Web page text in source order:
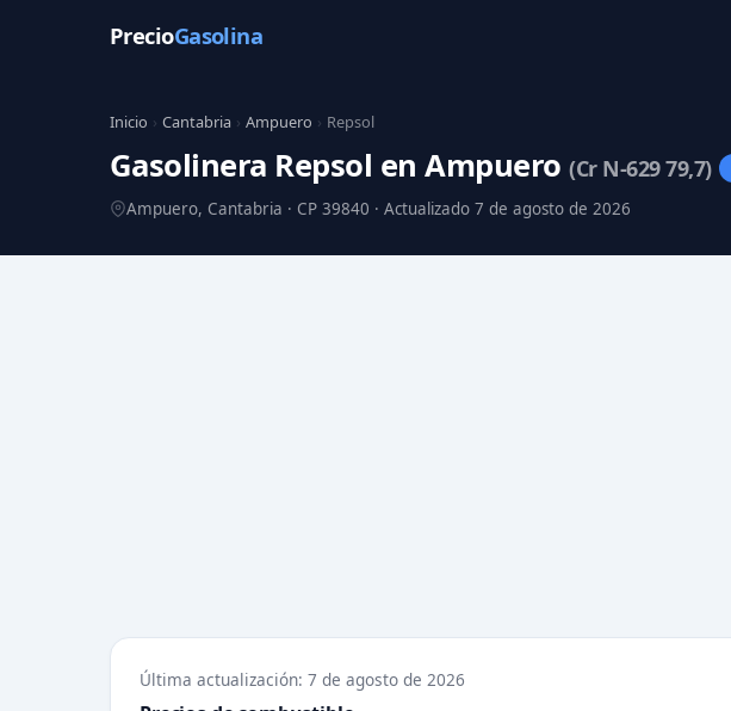
PrecioGasolina
Inicio › Cantabria › Ampuero › Repsol
Gasolinera Repsol en Ampuero(Cr N-629 79,7)
Ampuero, Cantabria · CP 39840 · Actualizado 7 de agosto de 2026
Última actualización: 7 de agosto de 2026